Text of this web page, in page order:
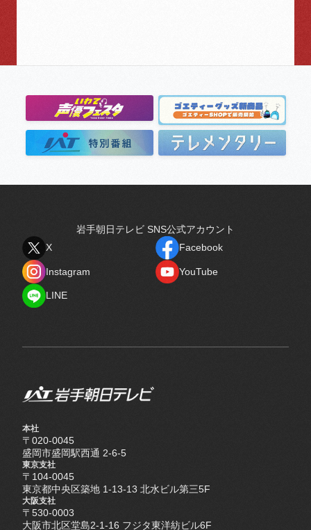
岩手朝日テレビ SNS公式アカウント
X
Facebook
Instagram
YouTube
LINE
本社
〒020-0045
盛岡市盛岡駅西通 2-6-5
東京支社
〒104-0045
東京都中央区築地 1-13-13 北水ビル第三5F
大阪支社
〒530-0003
大阪市北区堂島2-1-16 フジタ東洋紡ビル6F